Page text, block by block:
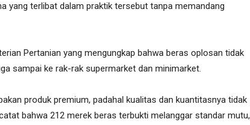
yang terlibat dalam praktik tersebut tanpa memandang
Pertanian yang mengungkap bahwa beras oplosan tidak
sampai ke rak-rak supermarket dan minimarket.
produk premium, padahal kualitas dan kuantitasnya tidak
bahwa 212 merek beras terbukti melanggar standar mutu,